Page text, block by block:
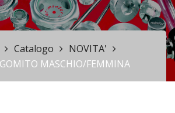
Catalogo
NOVITA'
MASCHIO/FEMMINA